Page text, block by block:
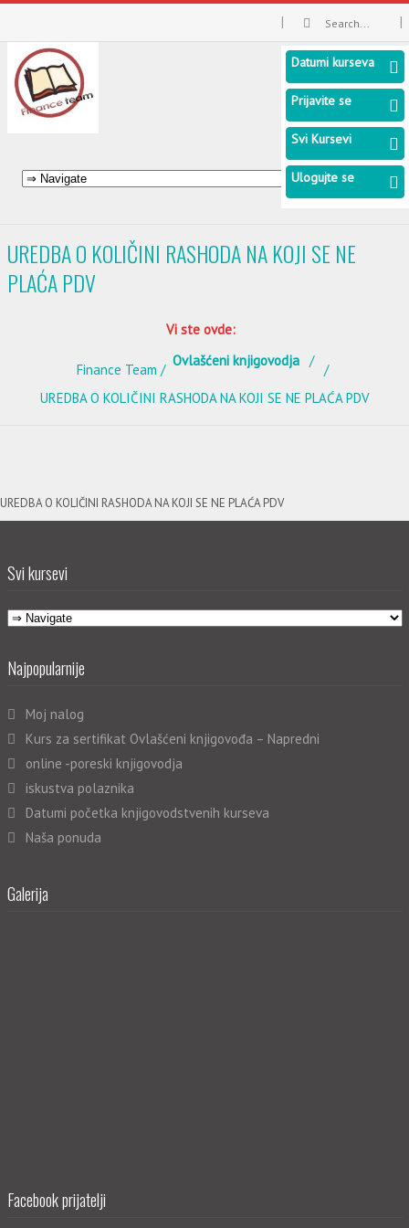
UREDBA O KOLIČINI RASHODA NA KOJI SE NE
PLAĆA PDV
Vi ste ovde:
Finance Team
Ovlašćeni knjigovodja
UREDBA O KOLIČINI RASHODA NA KOJI SE NE PLAĆA PDV
UREDBA O KOLIČINI RASHODA NA KOJI SE NE PLAĆA PDV
Svi kursevi
Najpopularnije
Moj nalog
Kurs za sertifikat Ovlašćeni knjigovođa – Napredni
online -poreski knjigovodja
iskustva polaznika
Datumi početka knjigovodstvenih kurseva
Naša ponuda
Galerija
Facebook prijatelji
Datumi kurseva
Prijavite se
Svi Kursevi
Ulogujte se